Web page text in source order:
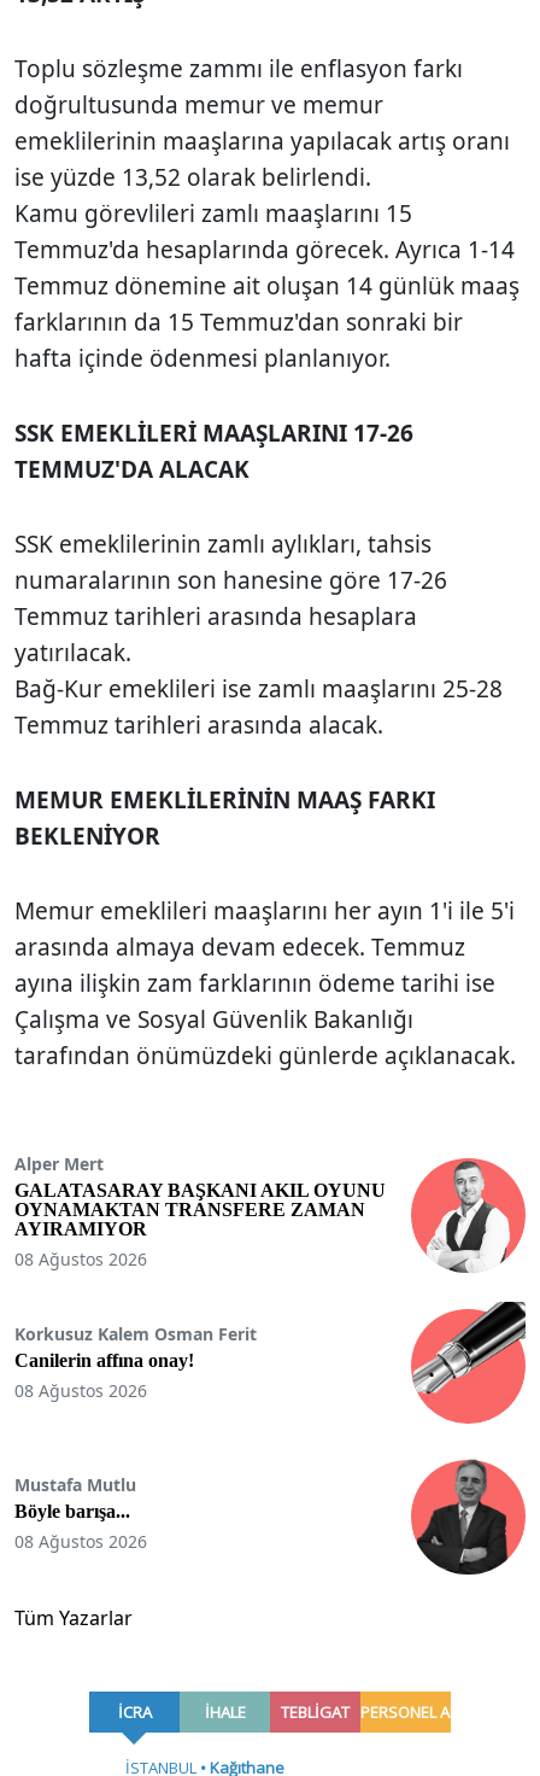
Toplu sözleşme zammı ile enflasyon farkı
doğrultusunda memur ve memur
emeklilerinin maaşlarına yapılacak artış oranı
ise yüzde 13,52 olarak belirlendi.
Kamu görevlileri zamlı maaşlarını 15
Temmuz'da hesaplarında görecek. Ayrıca 1-14
Temmuz dönemine ait oluşan 14 günlük maaş
farklarının da 15 Temmuz'dan sonraki bir
hafta içinde ödenmesi planlanıyor.
SSK EMEKLİLERİ MAAŞLARINI 17-26
TEMMUZ'DA ALACAK
SSK emeklilerinin zamlı aylıkları, tahsis
numaralarının son hanesine göre 17-26
Temmuz tarihleri arasında hesaplara
yatırılacak.
Bağ-Kur emeklileri ise zamlı maaşlarını 25-28
Temmuz tarihleri arasında alacak.
MEMUR EMEKLİLERİNİN MAAŞ FARKI
BEKLENİYOR
Memur emeklileri maaşlarını her ayın 1'i ile 5'i
arasında almaya devam edecek. Temmuz
ayına ilişkin zam farklarının ödeme tarihi ise
Çalışma ve Sosyal Güvenlik Bakanlığı
tarafından önümüzdeki günlerde açıklanacak.
Alper Mert
GALATASARAY BAŞKANI AKIL OYUNU
OYNAMAKTAN TRANSFERE ZAMAN
AYIRAMIYOR
08 Ağustos 2026
Korkusuz Kalem Osman Ferit
Canilerin affına onay!
08 Ağustos 2026
Mustafa Mutlu
Böyle barışa...
08 Ağustos 2026
Tüm Yazarlar